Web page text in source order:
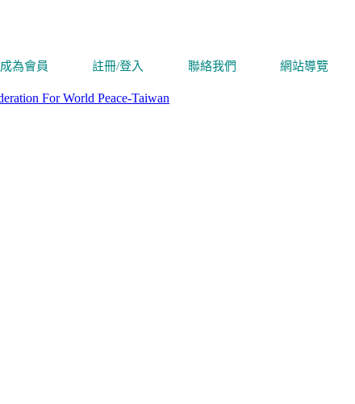
成為會員 註冊/登入 聯絡我們 網站導覽